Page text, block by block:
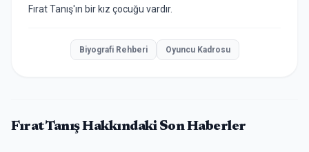
Fırat Tanış'ın bir kız çocuğu vardır.
Biyografi Rehberi Oyuncu Kadrosu
Fırat TanışHakkındaki Son Haberler